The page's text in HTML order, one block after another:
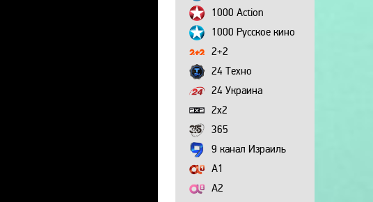
1000 Action
1000 Русское кино
2+2
24 Техно
24 Украина
2х2
365
9 канал Израиль
A1
A2